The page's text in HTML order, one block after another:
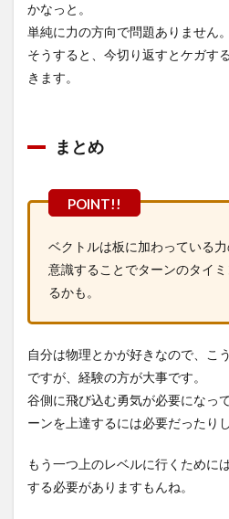
かなっと。
単純に力の方向で問題ありません。
そうすると、今切り返すとケガす
きます。
まとめ
ベクトルは板に加わっている力
意識することでターンのタイ
るかも。
自分は物理とかが好きなので、こ
ですが、経験の方が大事です。
谷側に飛び込む勇気が必要になっ
ーンを上達するには必要だったりし
もう一つ上のレベルに行くために
する必要がありますもんね。